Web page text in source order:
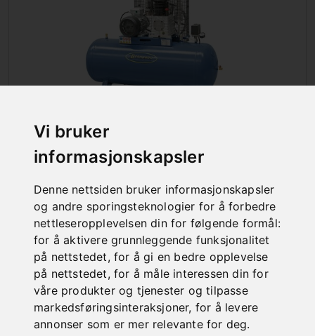
Vi bruker
informasjonskapsler
Denne nettsiden bruker informasjonskapsler
og andre sporingsteknologier for å forbedre
nettleseropplevelsen din for følgende formål:
for å aktivere grunnleggende funksjonalitet
på nettstedet,for å gi en bedre opplevelse
på nettstedet,for å måle interessen din for
våre produkter og tjenester og tilpasse
markedsføringsinteraksjoner, for å levere
annonser som er mer relevante for deg.
KOMPRESSORER